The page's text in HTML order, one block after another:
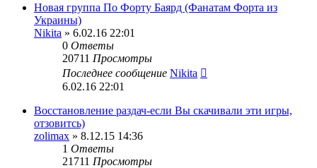
Новая группа По Форту Баярд (Фанатам Форта из
Украины)
Nikita » 6.02.16 22:01
0 Ответы
20711 Просмотры
Последнее сообщение Nikita
6.02.16 22:01
Восстановление раздач-если Вы скачивали эти игры,
отзовитсь)
zolimax » 8.12.15 14:36
1 Ответы
21711 Просмотры